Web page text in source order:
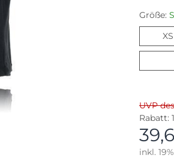
Größe: S
XS
UVP
Rabatt:
inkl.